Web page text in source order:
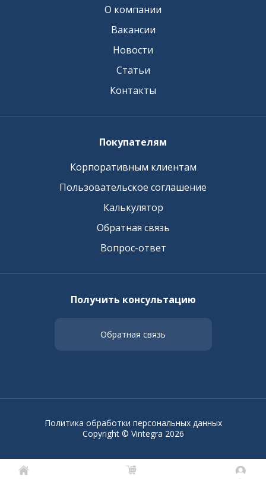
О компании
Вакансии
Новости
Статьи
Контакты
Покупателям
Корпоративным клиентам
Пользовательское соглашение
Калькулятор
Обратная связь
Вопрос-ответ
Получить консультацию
Обратная связь
Copyright © Vintegra 2026
Политика обработки персональных данных